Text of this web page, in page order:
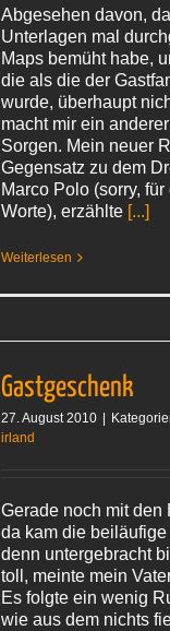
Abgesehen davon,
Unterlagen mal
Maps bemüht habe,
die als die der
wurde, überhaupt
macht mir ein
Sorgen. Mein neuer
Gegensatz zu dem
Marco Polo (sorry,
Worte), erzählte [...]
Weiterlesen
Gastgeschenk
27. August 2010
irland
Gerade noch mit den
da kam die
denn untergebracht
toll, meinte mein
Es folgte ein wenig
wie aus dem nichts